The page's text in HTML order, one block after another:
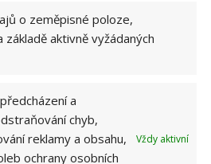
o zeměpisné poloze,
aktivně vyžádaných
a
chyb,
reklamy a obsahu,
ochrany osobních
Vždy aktivní